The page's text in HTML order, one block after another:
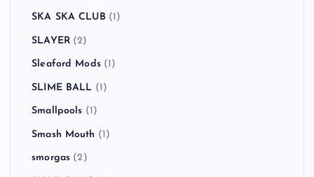
SKA SKA CLUB (1)
SLAYER(2)
Sleaford Mods(1)
SLIME BALL (1)
Smallpools (1)
Smash Mouth (1)
smorgas (2)